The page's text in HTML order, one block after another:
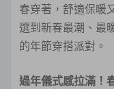
春穿著，舒適保暖
選到新春最潮、最
的年節穿搭派對。
過年儀式感拉滿！